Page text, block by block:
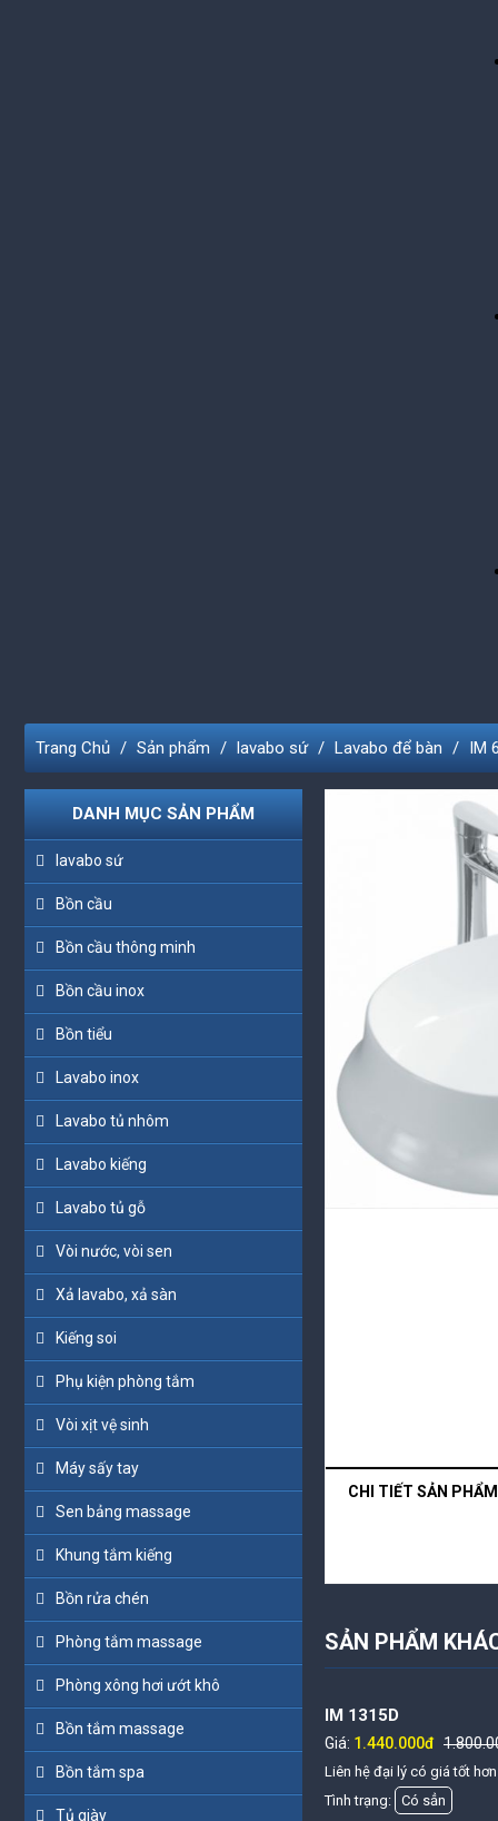
Trang Chủ Sản phẩm lavabo sứ Lavabo để bàn IM
DANH MỤC SẢN PHẨM
lavabo sứ
Bồn cầu
Bồn cầu thông minh
Bồn cầu inox
Bồn tiểu
Lavabo inox
Lavabo tủ nhôm
Lavabo kiếng
Lavabo tủ gỗ
Vòi nước, vòi sen
Xả lavabo, xả sàn
Kiếng soi
Phụ kiện phòng tắm
Vòi xịt vệ sinh
Máy sấy tay
Sen bảng massage
Khung tắm kiếng
Bồn rửa chén
Phòng tắm massage
Phòng xông hơi ướt khô
Bồn tắm massage
Bồn tắm spa
Tủ giày
CHI TIẾT SẢN PHẨM
SẢN PHẨM
IM 1315C
2.100.000đ
Liên hệ đại lý có giá tốt hơn
Tình trạng: Có sẳn Mua hàng
IM 1315D
Giá: 1.440.000đ
Liên hệ đại lý có giá tốt hơn
Tình trạng: Có sẳn